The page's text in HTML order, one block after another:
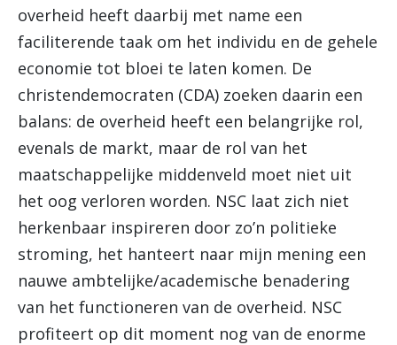
overheid heeft daarbij met name een
faciliterende taak om het individu en de gehele
economie tot bloei te laten komen. De
christendemocraten (CDA) zoeken daarin een
balans: de overheid heeft een belangrijke rol,
evenals de markt, maar de rol van het
maatschappelijke middenveld moet niet uit
het oog verloren worden. NSC laat zich niet
herkenbaar inspireren door zo’n politieke
stroming, het hanteert naar mijn mening een
nauwe ambtelijke/academische benadering
van het functioneren van de overheid. NSC
profiteert op dit moment nog van de enorme